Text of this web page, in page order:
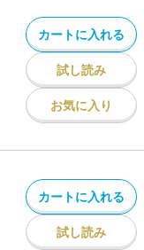
カートに入れる
試し読み
お気に入り
カートに入れる
試し読み